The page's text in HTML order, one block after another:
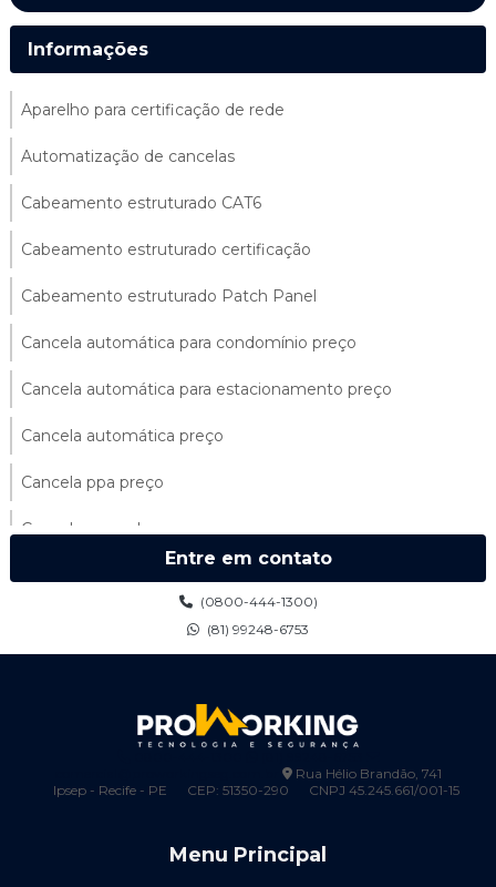
Informações
Aparelho para certificação de rede
Automatização de cancelas
Cabeamento estruturado CAT6
Cabeamento estruturado certificação
Cabeamento estruturado Patch Panel
Cancela automática para condomínio preço
Cancela automática para estacionamento preço
Cancela automática preço
Cancela ppa preço
Cancela ppa valor
Catraca biométrica control id
Cerca elétrica 200 metros
Entre em contato
(0800-444-1300)
(81) 99248-6753
Rua Hélio Brandão, 741
Ipsep - Recife - PE
CEP: 51350-290 CNPJ 45.245.661/001-15
Menu Principal